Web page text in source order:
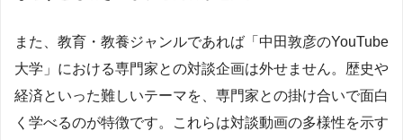
また、教育・教養ジャンルであれば「中田敦彦のYouTube
大学」における専門家との対談企画は外せません。歴史や
経済といった難しいテーマを、専門家との掛け合いで面白
く学べるのが特徴です。これらは対談動画の多様性を示す